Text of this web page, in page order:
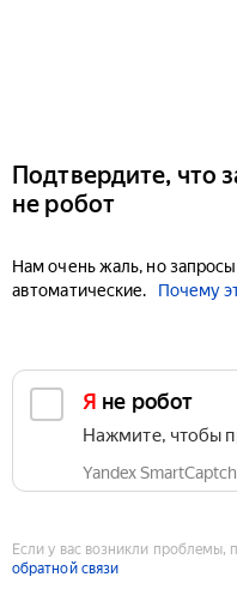
Подтвердите, что
не робот
Нам очень жаль, но
автоматические.
Почему
Я не робот
Нажмите, чтобы
Yandex
Если у вас возникли проблемы,
обратной связи